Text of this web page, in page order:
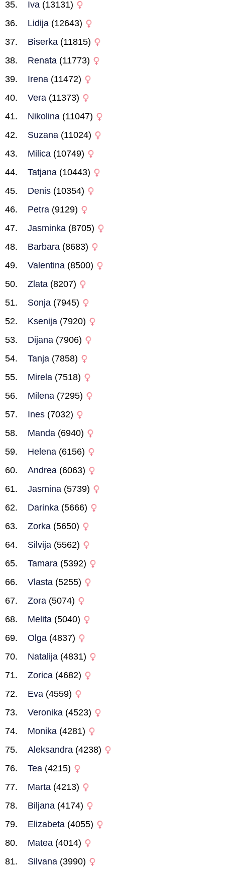
Iva (13131)
Lidija (12643)
Biserka (11815)
Renata (11773)
Irena (11472)
Vera (11373)
Nikolina (11047)
Suzana (11024)
Milica (10749)
Tatjana (10443)
Denis (10354)
Petra (9129)
Jasminka (8705)
Barbara (8683)
Valentina (8500)
Zlata (8207)
Sonja (7945)
Ksenija (7920)
Dijana (7906)
Tanja (7858)
Mirela (7518)
Milena (7295)
Ines (7032)
Manda (6940)
Helena (6156)
Andrea (6063)
Jasmina (5739)
Darinka (5666)
Zorka (5650)
Silvija (5562)
Tamara (5392)
Vlasta (5255)
Zora (5074)
Melita (5040)
Olga (4837)
Natalija (4831)
Zorica (4682)
Eva (4559)
Veronika (4523)
Monika (4281)
Aleksandra (4238)
Tea (4215)
Marta (4213)
Biljana (4174)
Elizabeta (4055)
Matea (4014)
Silvana (3990)